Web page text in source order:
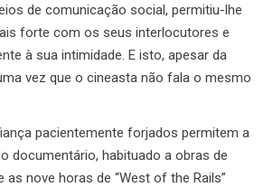
de comunicação social, permitiu-lhe
forte com os seus interlocutores e
à sua intimidade. E isto, apesar da
vez que o cineasta não fala o mesmo
pacientemente forjados permitem a
documentário, habituado a obras de
as nove horas de “West of the Rails”